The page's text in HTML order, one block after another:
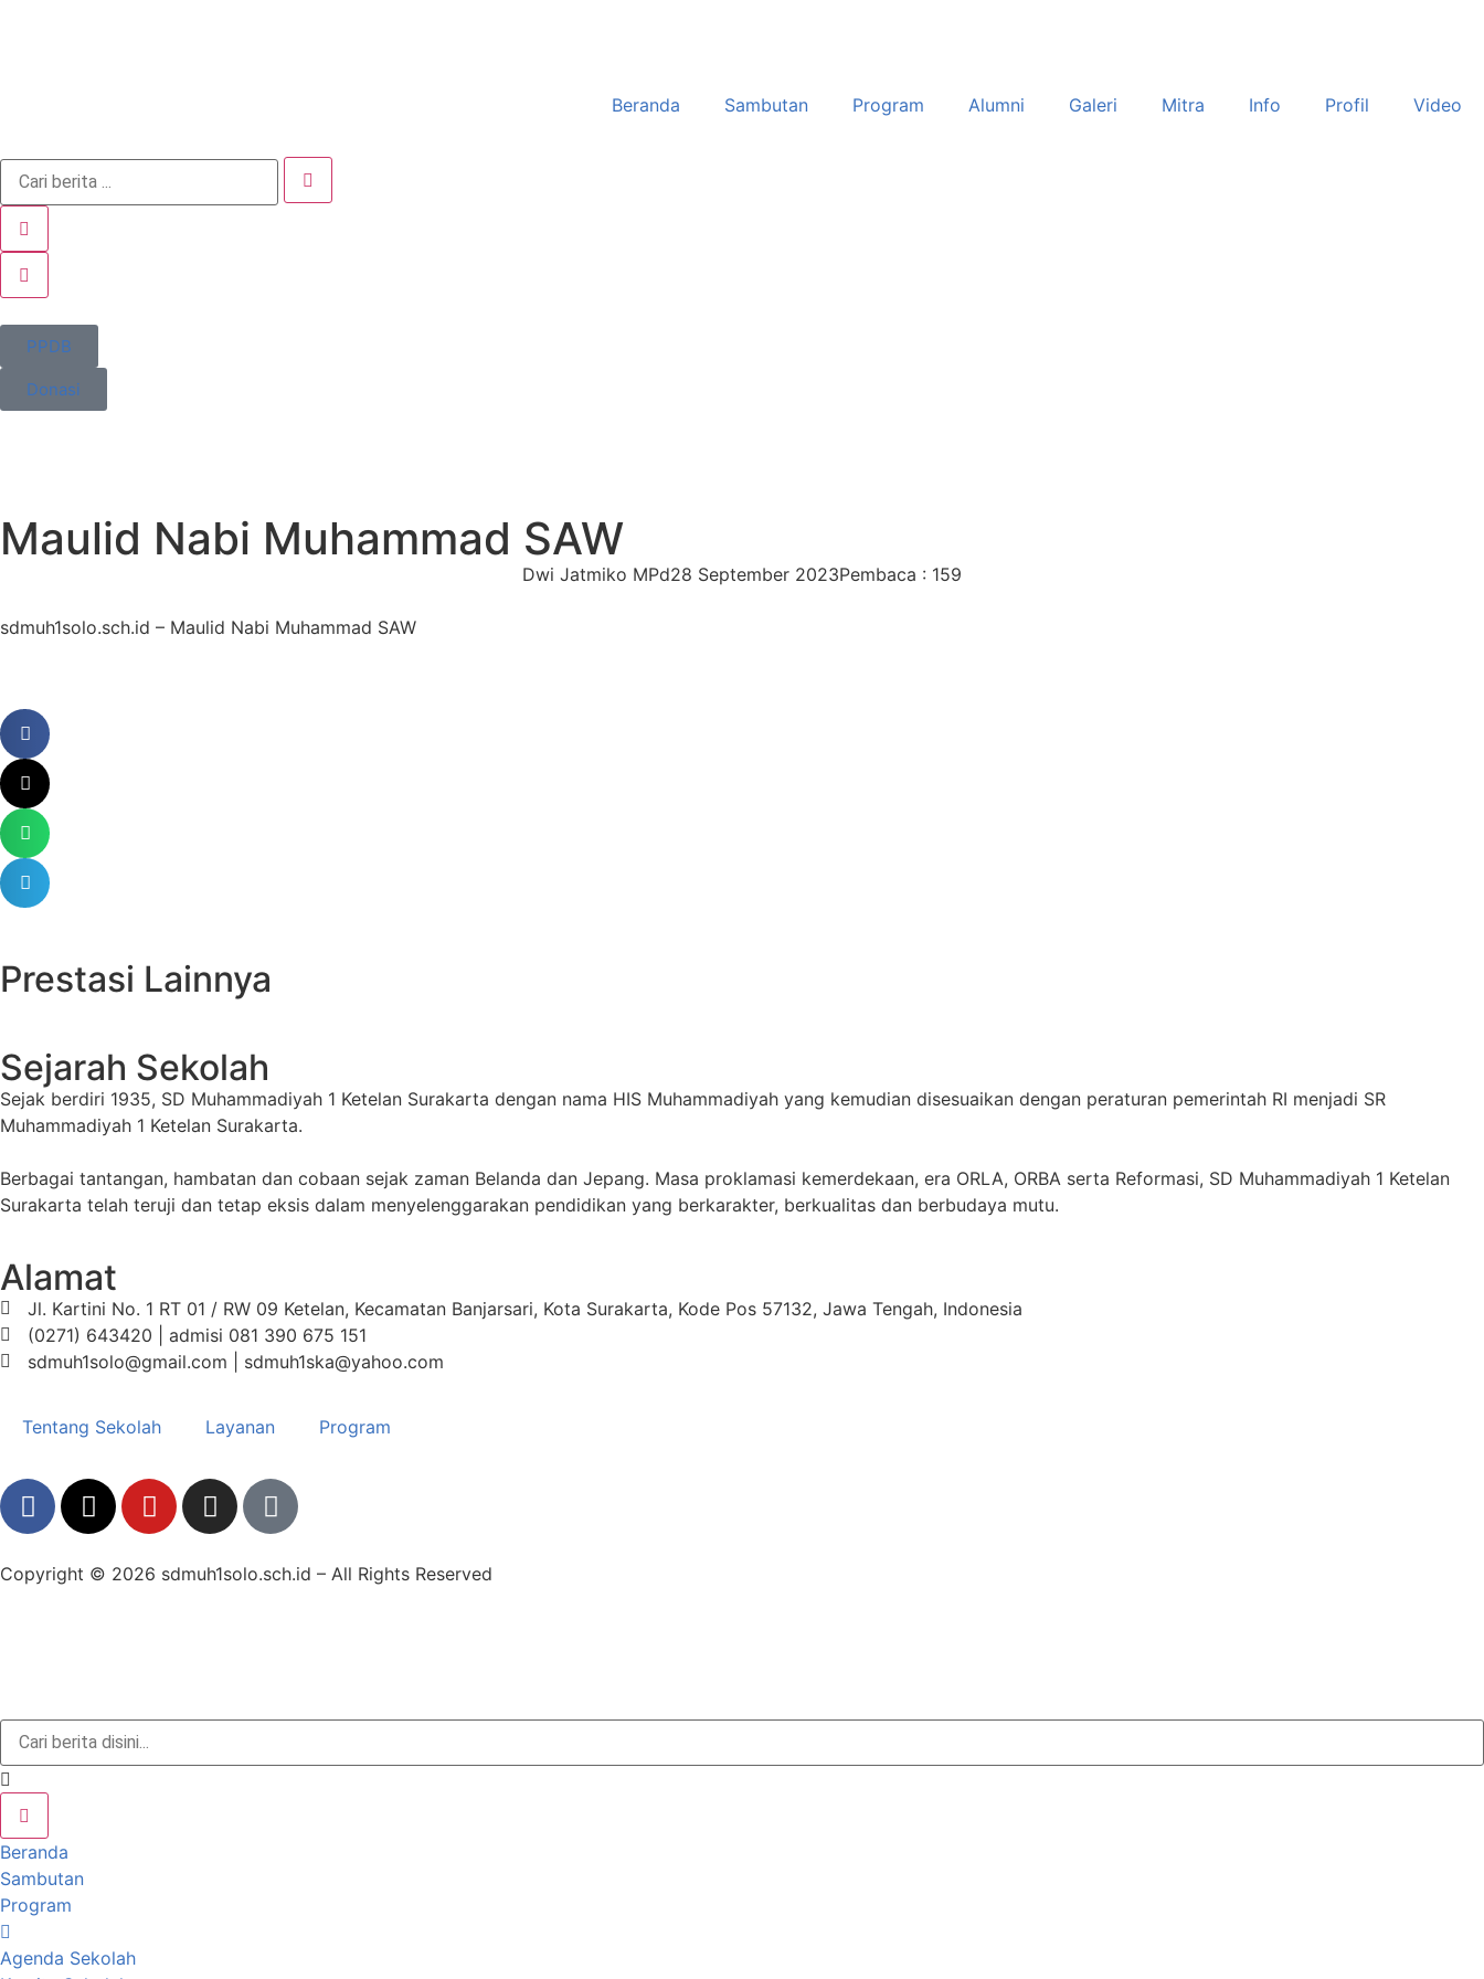
Beranda Sambutan Program Alumni Galeri Mitra Info Profil Video
PPDB
Donasi
Maulid Nabi Muhammad SAW
Dwi Jatmiko MPd28 September 2023Pembaca : 159
sdmuh1solo.sch.id – Maulid Nabi Muhammad SAW
Prestasi Lainnya
Sejarah Sekolah
Sejak berdiri 1935, SD Muhammadiyah 1 Ketelan Surakarta dengan nama HIS Muhammadiyah yang kemudian disesuaikan dengan peraturan pemerintah RI menjadi SR
Muhammadiyah 1 Ketelan Surakarta.
Berbagai tantangan, hambatan dan cobaan sejak zaman Belanda dan Jepang. Masa proklamasi kemerdekaan, era ORLA, ORBA serta Reformasi, SD Muhammadiyah 1 Ketelan
Surakarta telah teruji dan tetap eksis dalam menyelenggarakan pendidikan yang berkarakter, berkualitas dan berbudaya mutu.
Alamat
Jl. Kartini No. 1 RT 01 / RW 09 Ketelan, Kecamatan Banjarsari, Kota Surakarta, Kode Pos 57132, Jawa Tengah, Indonesia
(0271) 643420 | admisi 081 390 675 151
sdmuh1solo@gmail.com | sdmuh1ska@yahoo.com
Tentang Sekolah Layanan Program
Copyright © 2026 sdmuh1solo.sch.id – All Rights Reserved
Beranda
Sambutan
Program
Agenda Sekolah